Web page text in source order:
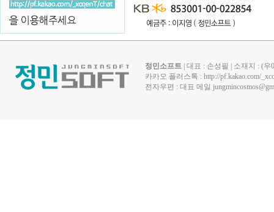
정민소프트 | 대표 : 손성필 | 소재지 : (
카카오 플러스톡 : http://pf.kakao.com/
전자우편 : 대표 메일